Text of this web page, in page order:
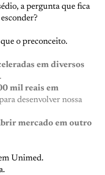
a pergunta que fica
o preconceito.
em diversos
.
mil reais em
desenvolver nossa
mercado em outro
Unimed.